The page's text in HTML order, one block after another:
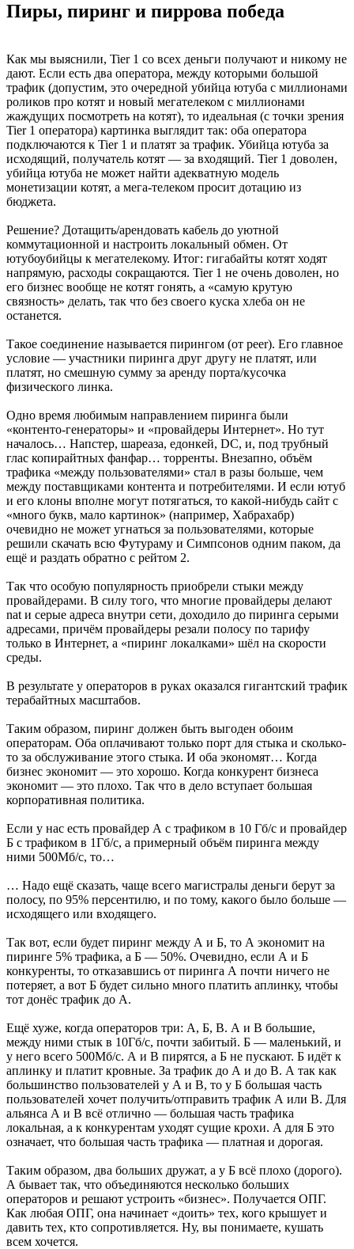
Пиры, пиринг и пиррова победа
Как мы выяснили, Tier 1 со всех деньги получают и никому не
дают. Если есть два оператора, между которыми большой
трафик (допустим, это очередной убийца ютуба с миллионами
роликов про котят и новый мегателеком с миллионами
жаждущих посмотреть на котят), то идеальная (с точки зрения
Tier 1 оператора) картинка выглядит так: оба оператора
подключаются к Tier 1 и платят за трафик. Убийца ютуба за
исходящий, получатель котят — за входящий. Tier 1 доволен,
убийца ютуба не может найти адекватную модель
монетизации котят, а мега-телеком просит дотацию из
бюджета.
Решение? Дотащить/арендовать кабель до уютной
коммутационной и настроить локальный обмен. От
ютубоубийцы к мегателекому. Итог: гигабайты котят ходят
напрямую, расходы сокращаются. Tier 1 не очень доволен, но
его бизнес вообще не котят гонять, а «самую крутую
связность» делать, так что без своего куска хлеба он не
останется.
Такое соединение называется пирингом (от peer). Его главное
условие — участники пиринга друг другу не платят, или
платят, но смешную сумму за аренду порта/кусочка
физического линка.
Одно время любимым направлением пиринга были
«контенто-генераторы» и «провайдеры Интернет». Но тут
началось… Напстер, шареаза, едонкей, DC, и, под трубный
глас копирайтных фанфар… торренты. Внезапно, объём
трафика «между пользователями» стал в разы больше, чем
между поставщиками контента и потребителями. И если ютуб
и его клоны вполне могут потягаться, то какой-нибудь сайт с
«много букв, мало картинок» (например, Хабрахабр)
очевидно не может угнаться за пользователями, которые
решили скачать всю Футураму и Симпсонов одним паком, да
ещё и раздать обратно с рейтом 2.
Так что особую популярность приобрели стыки между
провайдерами. В силу того, что многие провайдеры делают
nat и серые адреса внутри сети, доходило до пиринга серыми
адресами, причём провайдеры резали полосу по тарифу
только в Интернет, а «пиринг локалками» шёл на скорости
среды.
В результате у операторов в руках оказался гигантский трафик
терабайтных масштабов.
Таким образом, пиринг должен быть выгоден обоим
операторам. Оба оплачивают только порт для стыка и сколько-
то за обслуживание этого стыка. И оба экономят… Когда
бизнес экономит — это хорошо. Когда конкурент бизнеса
экономит — это плохо. Так что в дело вступает большая
корпоративная политика.
Если у нас есть провайдер А с трафиком в 10 Гб/с и провайдер
Б с трафиком в 1Гб/с, а примерный объём пиринга между
ними 500Мб/с, то…
… Надо ещё сказать, чаще всего магистралы деньги берут за
полосу, по 95% персентилю, и по тому, какого было больше —
исходящего или входящего.
Так вот, если будет пиринг между А и Б, то А экономит на
пиринге 5% трафика, а Б — 50%. Очевидно, если А и Б
конкуренты, то отказавшись от пиринга А почти ничего не
потеряет, а вот Б будет сильно много платить аплинку, чтобы
тот донёс трафик до А.
Ещё хуже, когда операторов три: А, Б, В. А и В большие,
между ними стык в 10Гб/с, почти забитый. Б — маленький, и
у него всего 500Мб/с. А и В пирятся, а Б не пускают. Б идёт к
аплинку и платит кровные. За трафик до А и до В. А так как
большинство пользователей у А и В, то у Б большая часть
пользователей хочет получить/отправить трафик А или В. Для
альянса А и В всё отлично — большая часть трафика
локальная, а к конкурентам уходят сущие крохи. А для Б это
означает, что большая часть трафика — платная и дорогая.
Таким образом, два больших дружат, а у Б всё плохо (дорого).
А бывает так, что объединяются несколько больших
операторов и решают устроить «бизнес». Получается ОПГ.
Как любая ОПГ, она начинает «доить» тех, кого крышует и
давить тех, кто сопротивляется. Ну, вы понимаете, кушать
всем хочется.